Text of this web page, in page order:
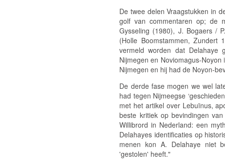
De twee delenVraagstukken in
golf van commentaren op; de
Gysseling (1980), J. Bogaers /
(Holle Boomstammen, Zundert
vermeld worden dat Delahaye
Nijmegen en Noviomagus-
Nijmegen en hij had de Noyon-
De derde fase mogen we wel
had tegen Nijmeegse
met het artikel over Lebuïnus,
beste kritiek op bevindingen
Willibrord in Nederland: een
Delahayes identificaties op
menen kon A. Delahaye niet
'gestolen' heeft."